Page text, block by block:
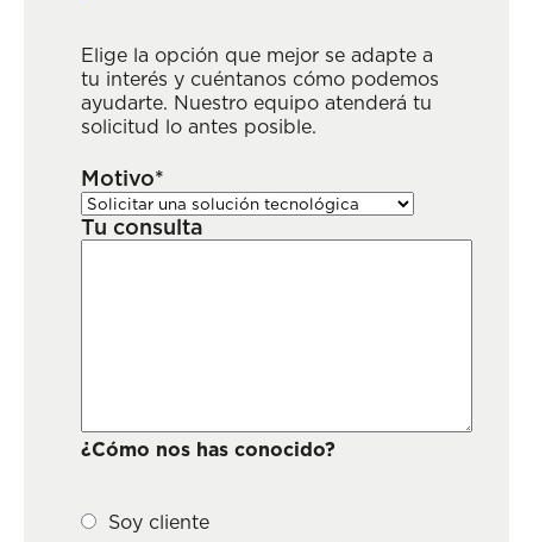
Elige la opción que mejor se adapte a
tu interés y cuéntanos cómo podemos
ayudarte. Nuestro equipo atenderá tu
solicitud lo antes posible.
Motivo*
Tu consulta
¿Cómo nos has conocido?
Soy cliente